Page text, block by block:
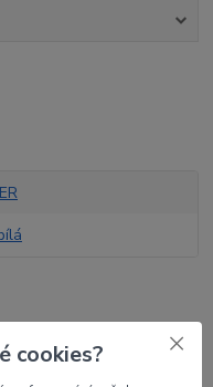
cookies?